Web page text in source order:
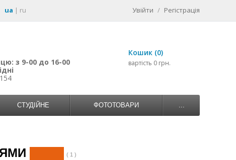
ua | ru Увійти / Регістрація
з 9-00 до 16-00
Кошик (0)
вартість 0 грн.
СТУДІЙНЕ ФОТОТОВАРИ ...
( 1 )